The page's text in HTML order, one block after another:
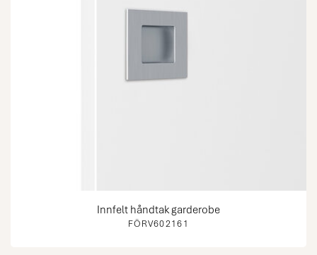
FÖRV602161
Innfelt håndtak garderobe